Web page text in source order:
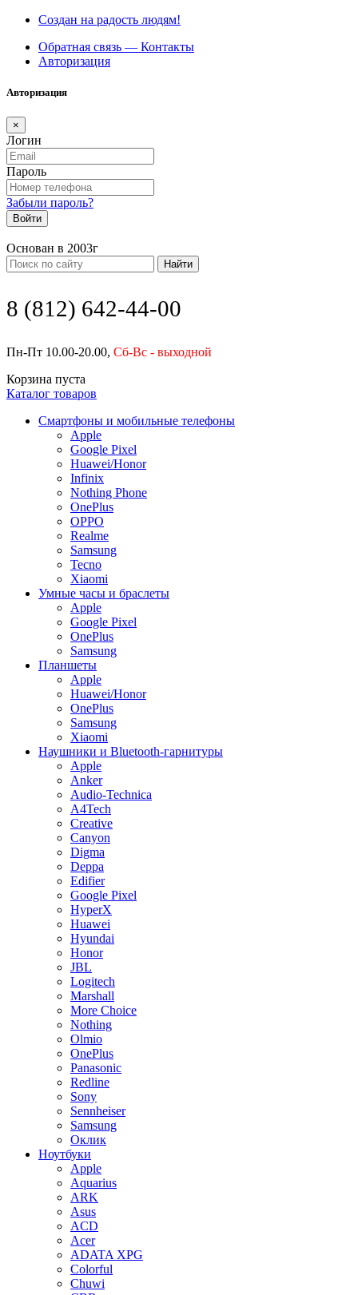
Создан на радость людям!
Обратная связь — Контакты
Авторизация
Авторизация
×
Логин
Пароль
Забыли пароль?
Войти
Основан в 2003г
Найти
8 (812) 642-44-00
Пн-Пт 10.00-20.00, Сб-Вс - выходной
Корзина пуста
Каталог товаров
Смартфоны и мобильные телефоны
Apple
Google Pixel
Huawei/Honor
Infinix
Nothing Phone
OnePlus
OPPO
Realme
Samsung
Tecno
Xiaomi
Умные часы и браслеты
Apple
Google Pixel
OnePlus
Samsung
Планшеты
Apple
Huawei/Honor
OnePlus
Samsung
Xiaomi
Наушники и Bluetooth-гарнитуры
Apple
Anker
Audio-Technica
A4Tech
Creative
Canyon
Digma
Deppa
Edifier
Google Pixel
HyperX
Huawei
Hyundai
Honor
JBL
Logitech
Marshall
More Choice
Nothing
Olmio
OnePlus
Panasonic
Redline
Sony
Sennheiser
Samsung
Оклик
Ноутбуки
Apple
Aquarius
ARK
Asus
ACD
Acer
ADATA XPG
Colorful
Chuwi